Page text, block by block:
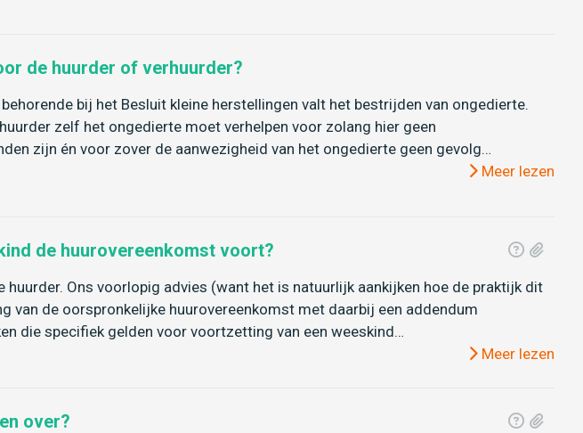
de huurder of verhuurder?
bij het Besluit kleine herstellingen valt het bestrijden van ongedierte.
zelf het ongedierte moet verhelpen voor zolang hier geen
zijn én voor zover de aanwezigheid van het ongedierte geen gevolg…
Meer lezen
de huurovereenkomst voort?
Ons voorlopig advies (want het is natuurlijk aankijken hoe de praktijk dit
van de oorspronkelijke huurovereenkomst met daarbij een addendum
die specifiek gelden voor voortzetting van een weeskind…
Meer lezen
over?